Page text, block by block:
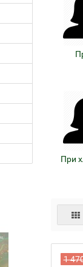
При
1